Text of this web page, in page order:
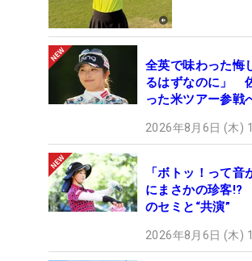
全英で味わった悔
るはずなのに」
った米ツアー参戦
2026年8月6日 (木)
「ボトッ！って
にまさかの珍客!?
のセミと“共演”
2026年8月6日 (木)